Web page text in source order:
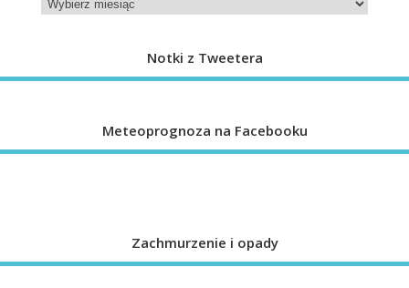
Notki z Tweetera
Meteoprognoza na Facebooku
Zachmurzenie i opady